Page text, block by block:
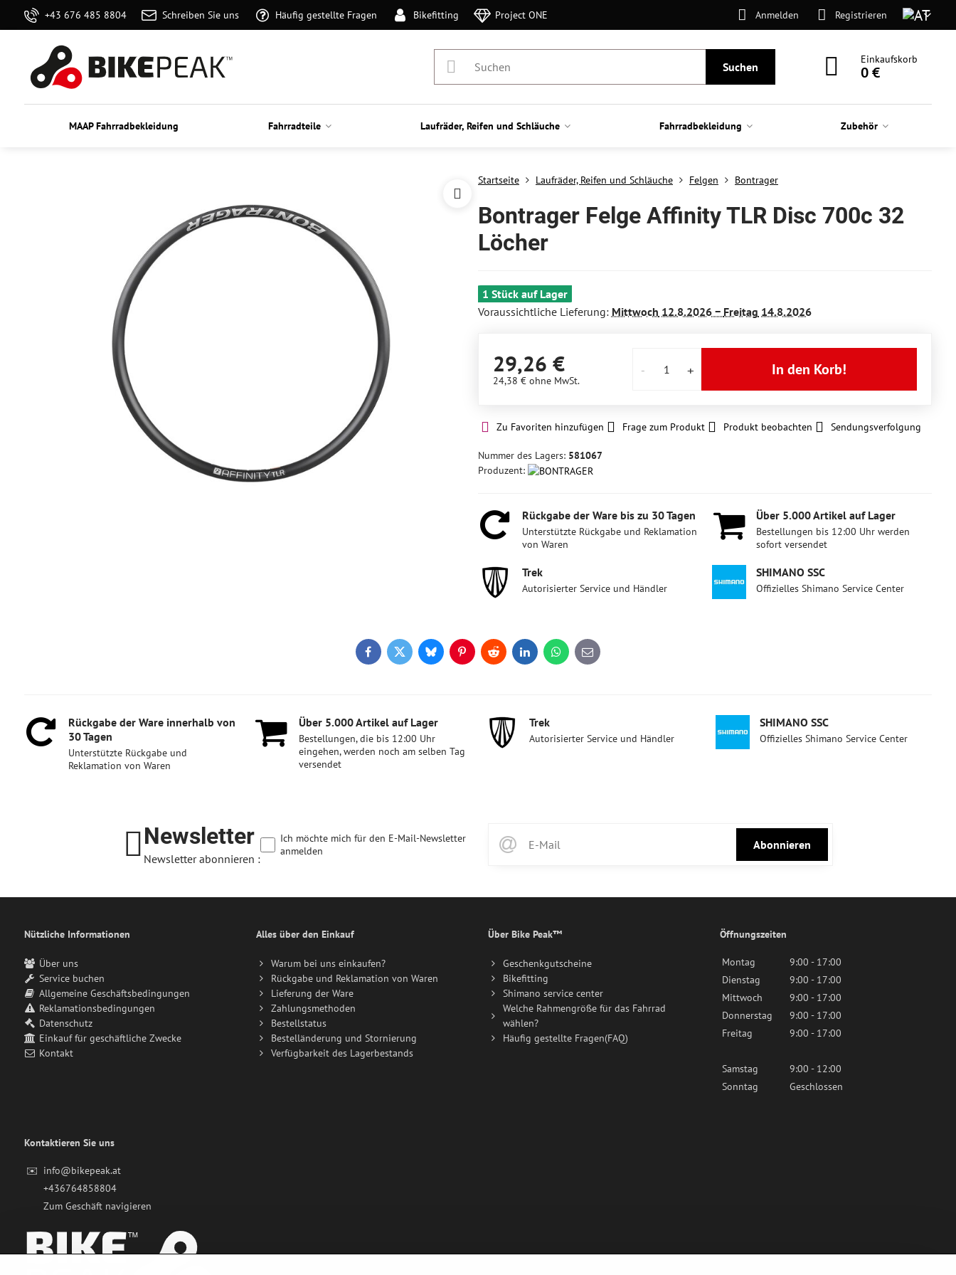
+43 676 485 8804 Schreiben Sie uns Häufig gestellte Fragen Bikefitting Project ONE Anmelden Registrieren
Suchen
Einkaufskorb
0 €
MAAP Fahrradbekleidung Fahrradteile Laufräder, Reifen und Schläuche Fahrradbekleidung Zubehör
Startseite Laufräder, Reifen und Schläuche Felgen Bontrager
Bontrager Felge Affinity TLR Disc 700c 32
Löcher
1 Stück auf Lager
Voraussichtliche Lieferung: Mittwoch 12.8.2026 − Freitag 14.8.2026
29,26 €
24,38 € ohne MwSt.
In den Korb!
Zu Favoriten hinzufügen Frage zum Produkt Produkt beobachten Sendungsverfolgung
Nummer des Lagers: 581067
Produzent:
Rückgabe der Ware bis zu 30 Tagen
Unterstützte Rückgabe und Reklamation
von Waren
Über 5​.000 Artikel auf Lager
Bestellungen bis 12:00 Uhr werden
sofort versendet
Trek
Autorisierter Service und Händler
SHIMANO SSC
Offizielles Shimano Service Center
FacebookTwitterBlueskyPinterestRedditLinkedInWhatsApp
E-
mail
Rückgabe der Ware innerhalb von
30 Tagen
Unterstützte Rückgabe und
Reklamation von Waren
Über 5​.000 Artikel auf Lager
Bestellungen, die bis 12:00 Uhr
eingehen, werden noch am selben Tag
versendet
Trek
Autorisierter Service und Händler
SHIMANO SSC
Offizielles Shimano Service Center
Newsletter
Newsletter abonnieren :
Abonnieren
Ich möchte mich für den E-Mail-Newsletter
anmelden
Nützliche Informationen
Über uns
Service buchen
Allgemeine Geschäftsbedingungen
Reklamationsbedingungen
Datenschutz
Einkauf für geschäftliche Zwecke
Kontakt
Alles über den Einkauf
Warum bei uns einkaufen?
Rückgabe und Reklamation von Waren
Lieferung der Ware
Zahlungsmethoden
Bestellstatus
Bestelländerung und Stornierung
Verfügbarkeit des Lagerbestands
Über Bike Peak™
Geschenkgutscheine
Bikefitting
Shimano service center
Welche Rahmengröße für das Fahrrad
wählen?
Häufig gestellte Fragen(FAQ)
Öffnungszeiten
Montag
9:00 - 17:00
Dienstag
9:00 - 17:00
Mittwoch
9:00 - 17:00
Donnerstag
9:00 - 17:00
Freitag
9:00 - 17:00
Samstag
9:00 - 12:00
Sonntag
Geschlossen
Kontaktieren Sie uns
✉️ info@bikepeak.at
+436764858804
Zum Geschäft navigieren